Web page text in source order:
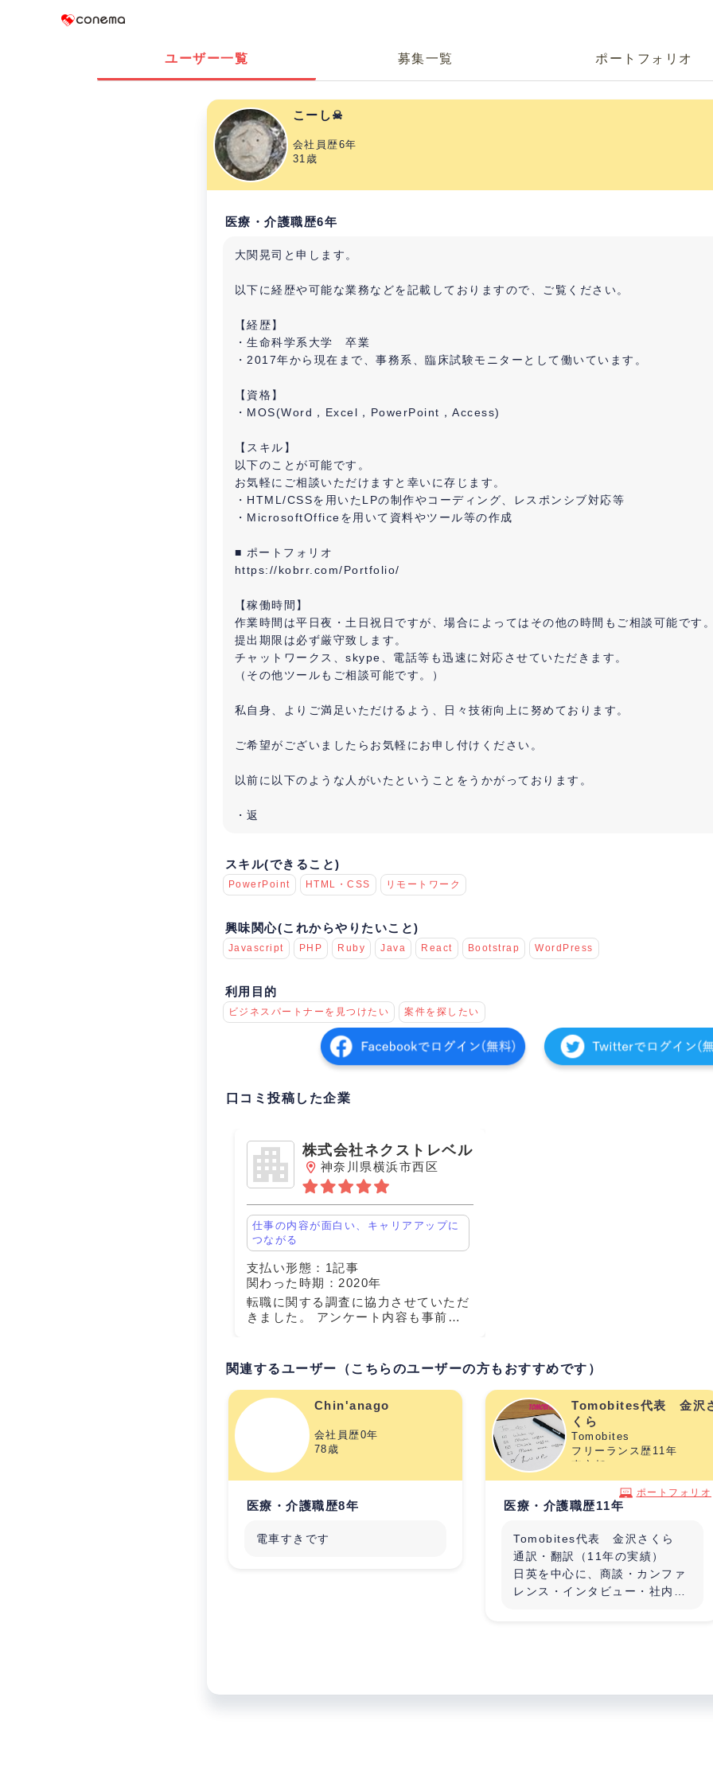
ユーザー一覧 募集一覧 ポートフォリオ
こーし☠
会社員歴6年
31歳
医療・介護職歴6年
大関晃司と申します。
以下に経歴や可能な業務などを記載しておりますので、ご覧ください。
【経歴】
・生命科学系大学 卒業
・2017年から現在まで、事務系、臨床試験モニターとして働いています。
【資格】
・MOS(Word，Excel，PowerPoint，Access)
【スキル】
以下のことが可能です。
お気軽にご相談いただけますと幸いに存じます。
・HTML/CSSを用いたLPの制作やコーディング、レスポンシブ対応等
・MicrosoftOfficeを用いて資料やツール等の作成
■ ポートフォリオ
https://kobrr.com/Portfolio/
【稼働時間】
作業時間は平日夜・土日祝日ですが、場合によってはその他の時間もご相談可能です
提出期限は必ず厳守致します。
チャットワークス、skype、電話等も迅速に対応させていただきます。
（その他ツールもご相談可能です。）
私自身、よりご満足いただけるよう、日々技術向上に努めております。
ご希望がございましたらお気軽にお申し付けください。
以前に以下のような人がいたということをうかがっております。
・返
スキル(できること)
PowerPoint HTML・CSS リモートワーク
興味関心(これからやりたいこと)
Javascript PHP Ruby Java React Bootstrap WordPress
利用目的
ビジネスパートナーを見つけたい 案件を探したい
口コミ投稿した企業
株式会社ネクストレベル
神奈川県横浜市西区
仕事の内容が面白い、キャリアアップに
つながる
支払い形態：1記事
関わった時期：2020年
転職に関する調査に協力させていただ
きました。 アンケート内容も事前に
非常に良い企業かと思いました。 ま
た、当該企業様は案件によっては
関連するユーザー（こちらのユーザーの方もおすすめです）
Chin'anago
会社員歴0年
78歳
医療・介護職歴8年
電車すきです
Tomobites代表 金沢
くら
Tomobites
フリーランス歴11年
東京都
ポートフォリオ
医療・介護職歴11年
Tomobites代表 金沢さくら
通訳・翻訳（11年の実績）
日英を中心に、商談・カンファ
レンス・インタビュー・社内会
プロフェッショナルな音声で、